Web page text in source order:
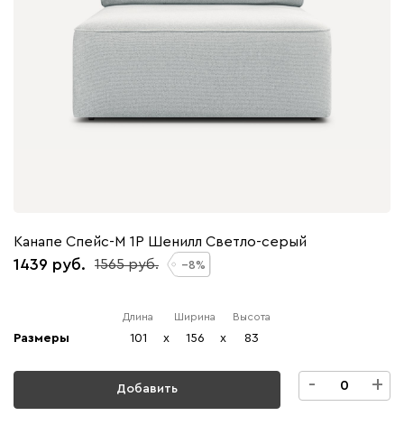
Канапе Спейс-М 1Р Шенилл Светло-серый
1439 1565 8
Размеры
Длина
101 x
Ширина
156 x
Высота
83
Добавить - +